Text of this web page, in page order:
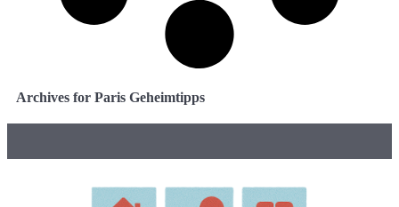
Archives for Paris Geheimtipps